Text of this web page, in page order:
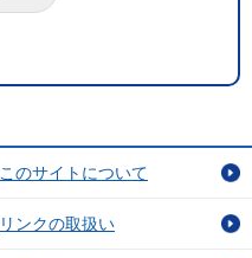
このサイトについて
リンクの取扱い